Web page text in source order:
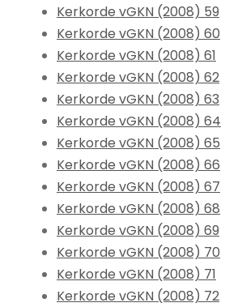
Kerkorde vGKN (2008) 59
Kerkorde vGKN (2008) 60
Kerkorde vGKN (2008) 61
Kerkorde vGKN (2008) 62
Kerkorde vGKN (2008) 63
Kerkorde vGKN (2008) 64
Kerkorde vGKN (2008) 65
Kerkorde vGKN (2008) 66
Kerkorde vGKN (2008) 67
Kerkorde vGKN (2008) 68
Kerkorde vGKN (2008) 69
Kerkorde vGKN (2008) 70
Kerkorde vGKN (2008) 71
Kerkorde vGKN (2008) 72